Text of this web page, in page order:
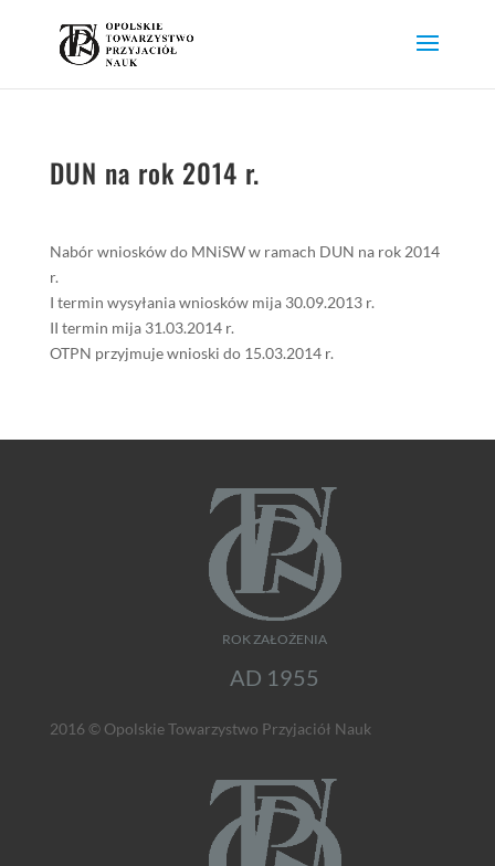
DUN na rok 2014 r.
Nabór wniosków do MNiSW w ramach DUN na rok 2014
r.
I termin wysyłania wniosków mija 30.09.2013 r.
II termin mija 31.03.2014 r.
OTPN przyjmuje wnioski do 15.03.2014 r.
ROK ZAŁOŻENIA
AD 1955
2016 © Opolskie Towarzystwo Przyjaciół Nauk